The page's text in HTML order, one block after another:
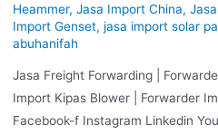
Heammer, Jasa Import China,
Import Genset, jasa import solar
abuhanifah
Jasa Freight Forwarding |
Import Kipas Blower | Forwarder
Facebook-f Instagram Linkedin